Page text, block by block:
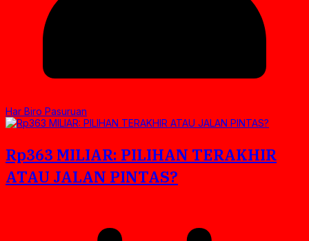
Har Biro Pasuruan
Rp363 MILIAR: PILIHAN TERAKHIR
ATAU JALAN PINTAS?